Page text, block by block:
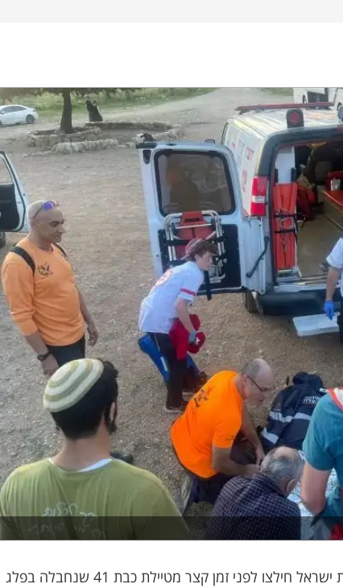
מתנדבי יחידת החילוץ עציון-יהודה של משטרת ישראל חילצו לפני זמן קצר מטיילת כבת 41 שנחבלה בפלג